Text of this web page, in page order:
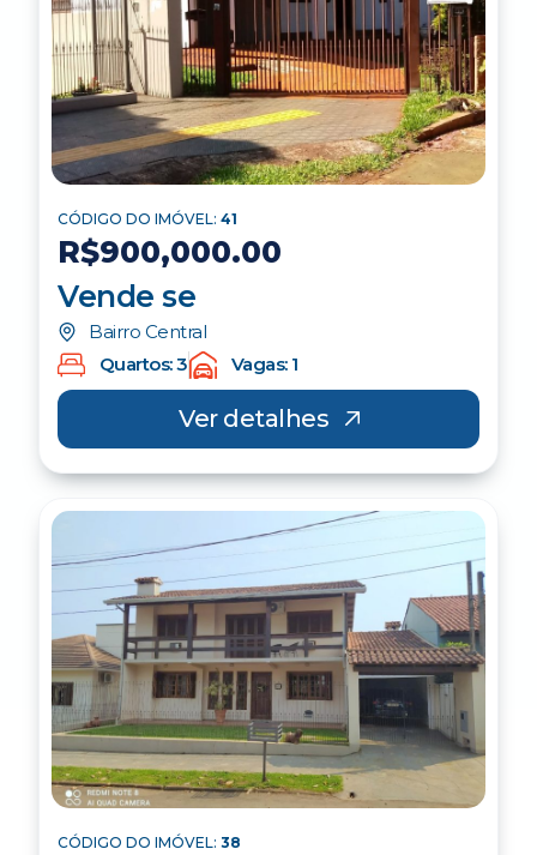
CÓDIGO DO IMÓVEL: 41
R$900,000.00
Vende se
Bairro Central
Quartos: 3
Vagas: 1
Ver detalhes
CÓDIGO DO IMÓVEL: 38